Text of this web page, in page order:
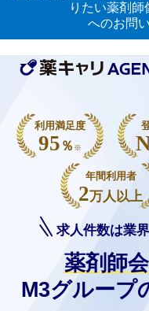
りたい薬剤師
へのお問
求人件数は業
薬剤師
M3グループ
利用満足度
95 ％ ※
年間利用者
2万人以上